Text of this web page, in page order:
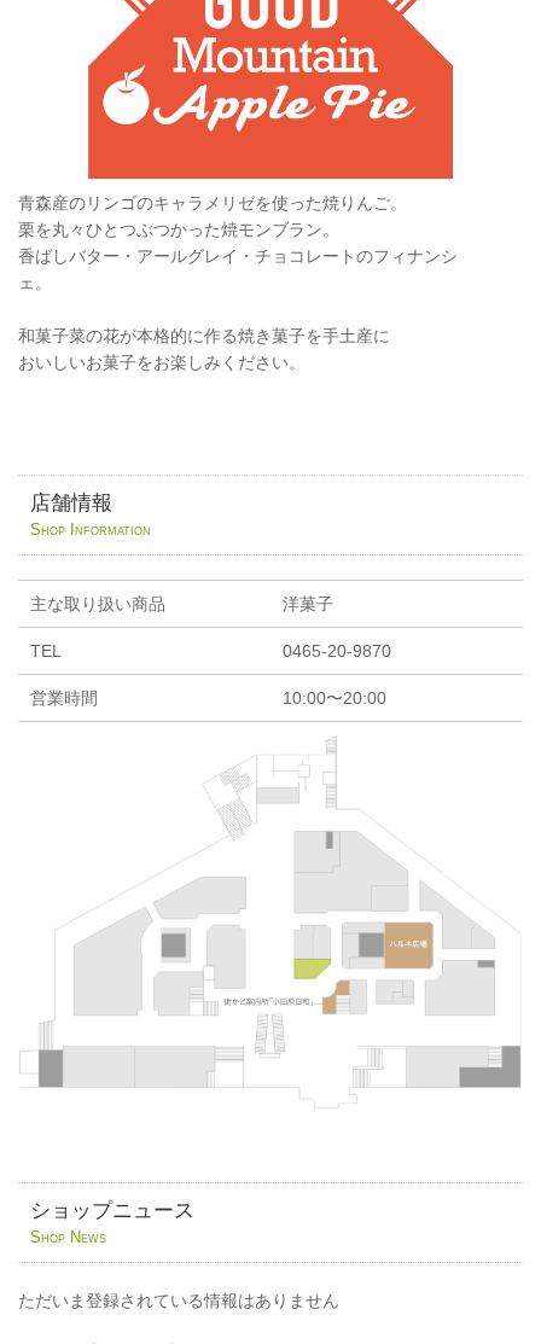
青森産のリンゴのキャラメリゼを使った焼りんご。
栗を丸々ひとつぶつかった焼モンブラン。
香ばしバター・アールグレイ・チョコレートのフィナンシ
ェ。
和菓子菜の花が本格的に作る焼き菓子を手土産に
おいしいお菓子をお楽しみください。
店舗情報
Shop Information
主な取り扱い商品 洋菓子
TEL 0465-20-9870
営業時間 10:00〜20:00
ショップニュース
Shop News
ただいま登録されている情報はありません